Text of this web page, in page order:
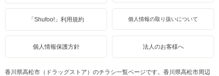
「Shufoo!」利用規約 個人情報の取り扱いについて
個人情報保護方針 法人のお客様へ
香川県高松市（ドラッグストア）のチラシ一覧ページです。香川県高松市周辺